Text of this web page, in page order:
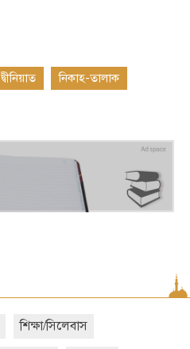
দ্বীনিয়াত নিকাহ-তালাক
শিক্ষা/সিলেবাস